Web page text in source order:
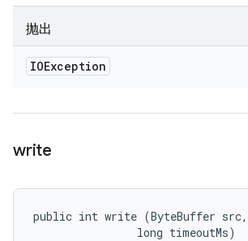
抛出
IOException
write
public int write (ByteBuffer src,
                long timeoutMs)